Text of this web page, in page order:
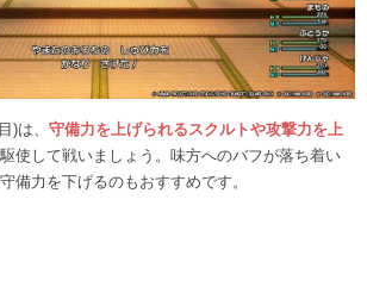
)は、 守備力を上げられるスクルトや攻撃力を上
使して戦いましょう。味方へのバフが落ち着い
備力を下げるのもおすすめです。